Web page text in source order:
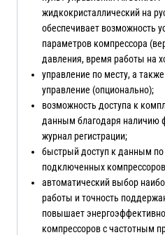
жидкокристаллический на
обеспечивает возможность
параметров компрессора
давления, время работы на
управление по месту, а
управление (опционально);
возможность доступа к
данным благодаря наличию
журнал регистрации;
быстрый доступ к данным по
подключенных
автоматический выбор
работы и точность
повышает
компрессоров с частотным